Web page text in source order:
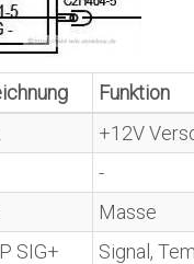
Funktion
+12V
-
Masse
SIG+
Signal,